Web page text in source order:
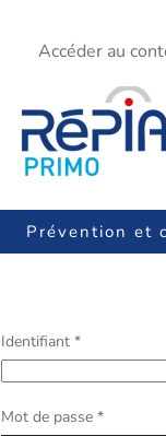
Accéder au
Prévention et
Identifiant *
Mot de passe *